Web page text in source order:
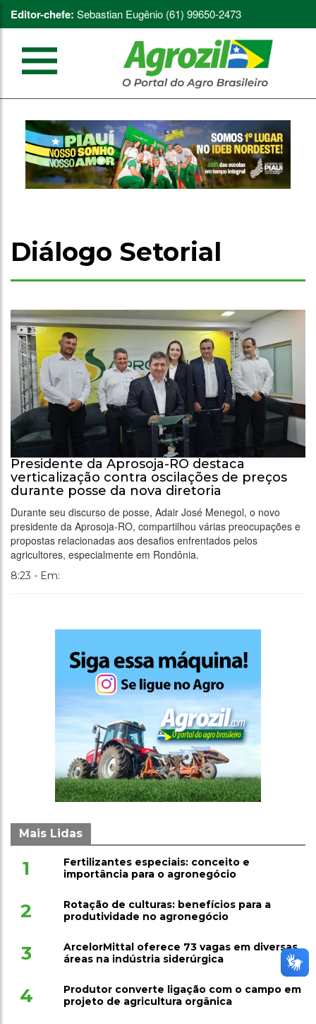
Editor-chefe: Sebastian Eugênio (61) 99650-2473
Diálogo Setorial
Presidente da Aprosoja-RO destaca
verticalização contra oscilações de preços
durante posse da nova diretoria
Durante seu discurso de posse, Adair José Menegol, o novo
presidente da Aprosoja-RO, compartilhou várias preocupações e
propostas relacionadas aos desafios enfrentados pelos
agricultores, especialmente em Rondônia.
8:23 - Em:
Mais Lidas
1
Fertilizantes especiais: conceito e
importância para o agronegócio
2
Rotação de culturas: benefícios para a
produtividade no agronegócio
3
ArcelorMittal oferece 73 vagas em diversas
áreas na indústria siderúrgica
4
Produtor converte ligação com o campo em
projeto de agricultura orgânica